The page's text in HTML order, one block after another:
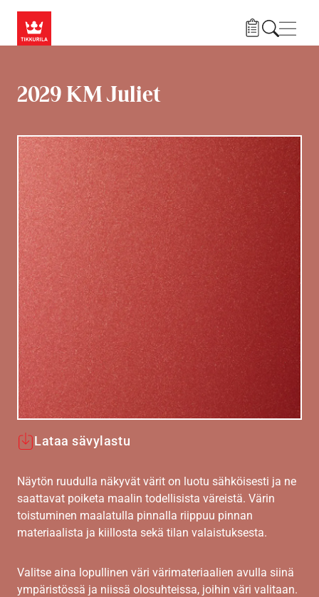
2029 KM Juliet
Lataa sävylastu
Näytön ruudulla näkyvät värit on luotu sähköisesti ja ne
saattavat poiketa maalin todellisista väreistä. Värin
toistuminen maalatulla pinnalla riippuu pinnan
materiaalista ja kiillosta sekä tilan valaistuksesta.
Valitse aina lopullinen väri värimateriaalien avulla siinä
ympäristössä ja niissä olosuhteissa, joihin väri valitaan.